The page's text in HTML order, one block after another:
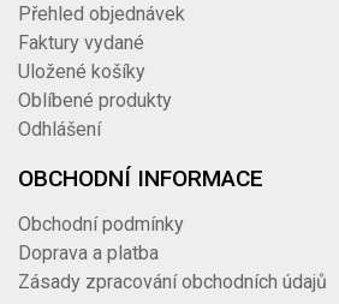
Přehled objednávek
Faktury vydané
Uložené košíky
Oblíbené produkty
Odhlášení
OBCHODNÍ INFORMACE
Obchodní podmínky
Doprava a platba
Zásady zpracování obchodních údajů